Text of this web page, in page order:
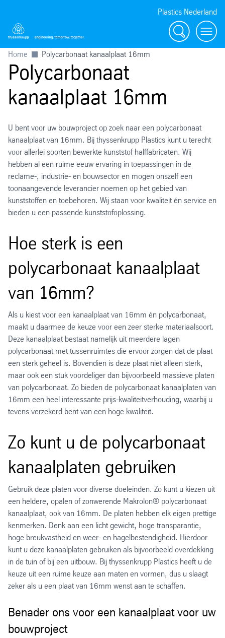
Plastics Nederland
Zoeken Menu
Home Polycarbonaat kanaalplaat 16mm
Polycarbonaat
kanaalplaat 16mm
U bent voor uw bouwproject op zoek naar een polycarbonaat
kanaalplaat van 16mm. Bij thyssenkrupp Plastics kunt u terecht
voor allerlei soorten bewerkte kunststof halffabricaten. Wij
hebben al een ruime eeuw ervaring in toepassingen in de
reclame-, industrie- en bouwsector en mogen onszelf een
toonaangevende leverancier noemen op het gebied van
kunststoffen en toebehoren. Wij staan voor kwaliteit én service en
bieden u een passende kunststofoplossing.
Hoe sterk is een
polycarbonaat kanaalplaat
van 16mm?
Als u kiest voor een kanaalplaat van 16mm én polycarbonaat,
maakt u daarmee de keuze voor een zeer sterke materiaalsoort.
Deze kanaalplaat bestaat namelijk uit meerdere lagen
polycarbonaat met tussenruimtes die ervoor zorgen dat de plaat
een sterk geheel is. Bovendien is deze plaat niet alleen sterk,
maar ook een stuk voordeliger dan bijvoorbeeld massieve platen
van polycarbonaat. Zo bieden de polycarbonaat kanaalplaten van
16mm een heel interessante prijs-kwaliteitverhouding, waarbij u
tevens verzekerd bent van een hoge kwaliteit.
Zo kunt u de polycarbonaat
kanaalplaten gebruiken
Gebruik deze platen voor diverse doeleinden. Zo kunt u kiezen uit
een heldere, opalen of zonwerende Makrolon® polycarbonaat
kanaalplaat, ook van 16mm. De platen hebben elk eigen prettige
kenmerken. Denk aan een licht gewicht, hoge transparantie,
hoge breukvastheid en weer- en hagelbestendigheid. Hierdoor
kunt u deze kanaalplaten gebruiken als bijvoorbeeld overdekking
in de tuin of bij een uitbouw. Bij thyssenkrupp Plastics heeft u de
keuze uit een ruime keuze aan maten en vormen, dus u slaagt
zeker als u een plaat van 16mm wenst aan te schaffen.
Benader ons voor een kanaalplaat voor uw
bouwproject